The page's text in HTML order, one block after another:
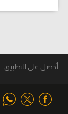
أحصل على التطبيق